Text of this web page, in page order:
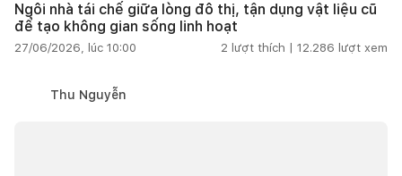
Ngôi nhà tái chế giữa lòng đô thị, tận dụng vật liệu cũ
để tạo không gian sống linh hoạt
27/06/2026, lúc 10:00 2 lượt thích | 12.286 lượt xem
Thu Nguyễn